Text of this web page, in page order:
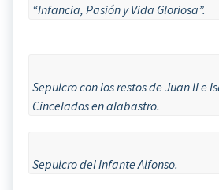
“Infancia, Pasión y Vida Gloriosa”.
Sepulcro con los restos de Juan II e
Cincelados en alabastro.
Sepulcro del Infante Alfonso.